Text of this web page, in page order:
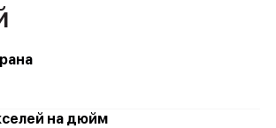
на дюйм